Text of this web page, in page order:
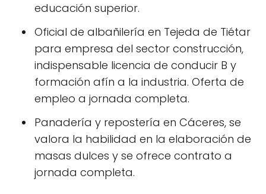
educación superior.
Oficial de albañilería en Tejeda de Tiétar
para empresa del sector construcción,
indispensable licencia de conducir B y
formación afín a la industria. Oferta de
empleo a jornada completa.
Panadería y repostería en Cáceres, se
valora la habilidad en la elaboración de
masas dulces y se ofrece contrato a
jornada completa.